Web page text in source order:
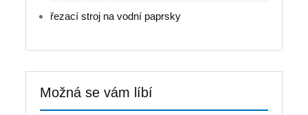
řezací stroj na vodní paprsky
Možná se vám líbí